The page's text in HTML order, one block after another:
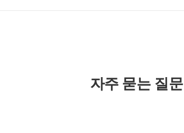
자주 묻는 질문